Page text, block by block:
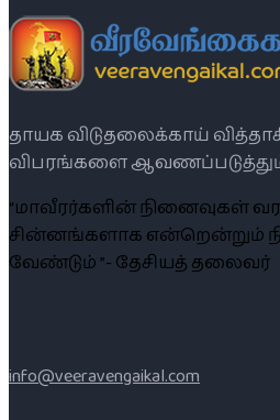
தாயக விடுதலைக்காய்
விபரங்களை ஆவணப்படுத்தும்
“மாவீரர்களின் நினைவுகள்
சின்னங்களாக என்றென்றும்
வேண்டும் ”- தேசியத் தலைவர்
info@veeravengaikal.com